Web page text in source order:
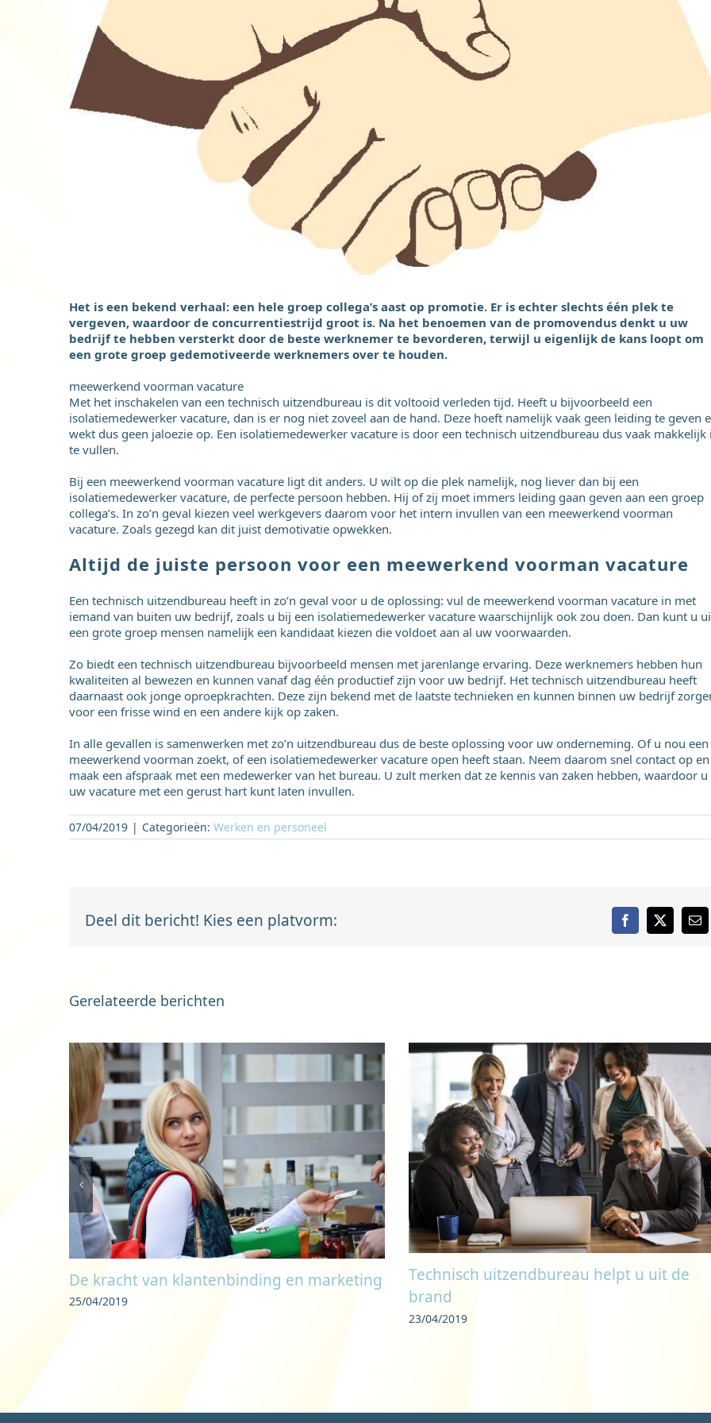
Het is een bekend verhaal: een hele groep collega’s aast op promotie. Er is echter slechts één plek te
vergeven, waardoor de concurrentiestrijd groot is. Na het benoemen van de promovendus denkt u uw
bedrijf te hebben versterkt door de beste werknemer te bevorderen, terwijl u eigenlijk de kans loopt om
een grote groep gedemotiveerde werknemers over te houden.
meewerkend voorman vacature
Met het inschakelen van een technisch uitzendbureau is dit voltooid verleden tijd. Heeft u bijvoorbeeld een
isolatiemedewerker vacature, dan is er nog niet zoveel aan de hand. Deze hoeft namelijk vaak geen leiding te geven
wekt dus geen jaloezie op. Een isolatiemedewerker vacature is door een technisch uitzendbureau dus vaak makkelijk
te vullen.
Bij een meewerkend voorman vacature ligt dit anders. U wilt op die plek namelijk, nog liever dan bij een
isolatiemedewerker vacature, de perfecte persoon hebben. Hij of zij moet immers leiding gaan geven aan een groep
collega’s. In zo’n geval kiezen veel werkgevers daarom voor het intern invullen van een meewerkend voorman
vacature. Zoals gezegd kan dit juist demotivatie opwekken.
Altijd de juiste persoon voor een meewerkend voorman vacature
Een technisch uitzendbureau heeft in zo’n geval voor u de oplossing: vul de meewerkend voorman vacature in met
iemand van buiten uw bedrijf, zoals u bij een isolatiemedewerker vacature waarschijnlijk ook zou doen. Dan kunt u
een grote groep mensen namelijk een kandidaat kiezen die voldoet aan al uw voorwaarden.
Zo biedt een technisch uitzendbureau bijvoorbeeld mensen met jarenlange ervaring. Deze werknemers hebben hun
kwaliteiten al bewezen en kunnen vanaf dag één productief zijn voor uw bedrijf. Het technisch uitzendbureau heeft
daarnaast ook jonge oproepkrachten. Deze zijn bekend met de laatste technieken en kunnen binnen uw bedrijf
voor een frisse wind en een andere kijk op zaken.
In alle gevallen is samenwerken met zo’n uitzendbureau dus de beste oplossing voor uw onderneming. Of u nou een
meewerkend voorman zoekt, of een isolatiemedewerker vacature open heeft staan. Neem daarom snel contact op en
maak een afspraak met een medewerker van het bureau. U zult merken dat ze kennis van zaken hebben, waardoor u
uw vacature met een gerust hart kunt laten invullen.
07/04/2019 | Categorieën: Werken en personeel
Deel dit bericht! Kies een platvorm: Facebook
X
E-
Gerelateerde berichten
De kracht van klantenbinding en marketing
25/04/2019
Technisch uitzendbureau helpt u uit de
brand
23/04/2019